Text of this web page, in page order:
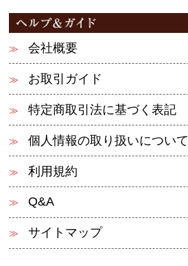
会社概要
お取引ガイド
特定商取引法に基づく表記
個人情報の取り扱いについて
利用規約
Q&A
サイトマップ